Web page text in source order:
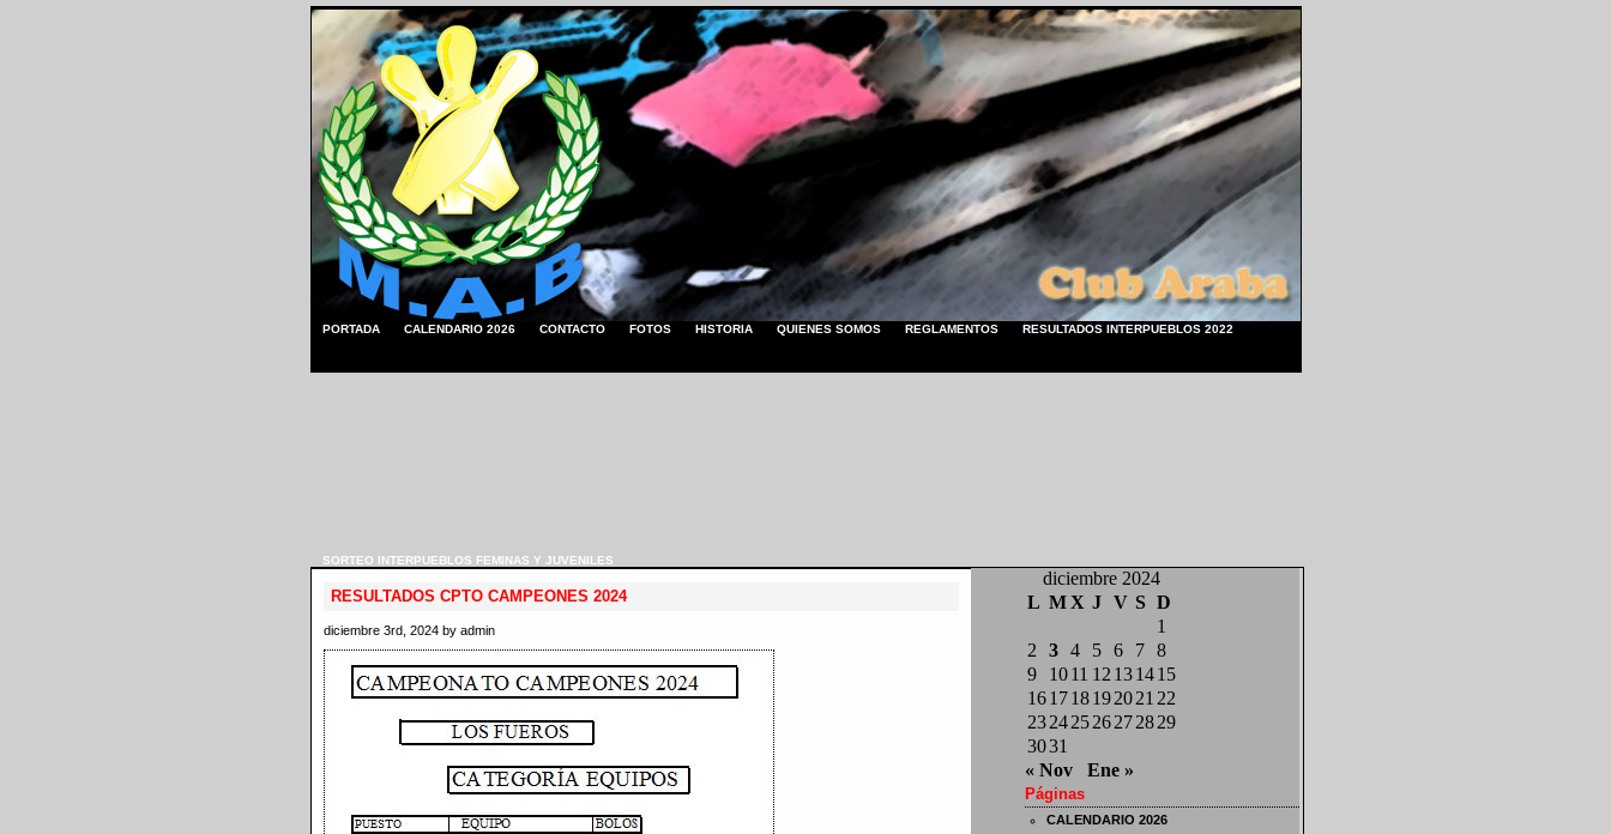
PORTADA CALENDARIO 2026 CONTACTO FOTOS HISTORIA QUIENES SOMOS REGLAMENTOS RESULTADOS INTERPUEBLOS 2022
SORTEO INTERPUEBLOS FEMINAS Y JUVENILES
RESULTADOS CPTO CAMPEONES 2024
diciembre 3rd, 2024 by admin
diciembre 2024
L M X J V S D
1
2
3 4 5 6 7
8
9
10 11 12 13 14 15
16 17 18 19 20 21 22
23 24 25 26 27 28 29
3031
« Nov
Ene »
Páginas
CALENDARIO 2026